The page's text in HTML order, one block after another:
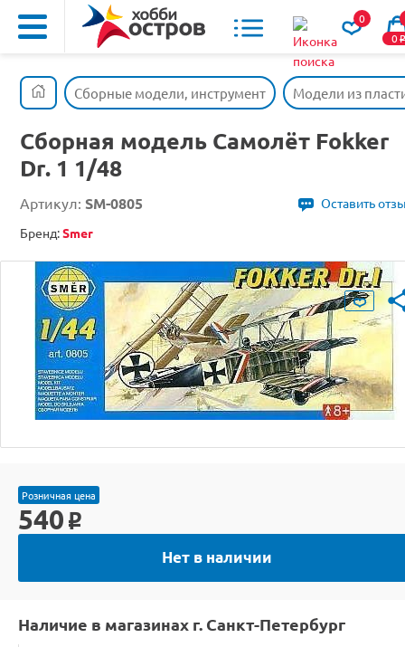
0
0o
Сборные модели, инструмент Модели из
Сборная модель Самолёт Fokker
Dr. 1 1/48
Артикул: SM-0805
Оставить
Бренд:Smer
Розничная цена
540 o
Нет в наличии
Наличие в магазинах г. Санкт-Петербург